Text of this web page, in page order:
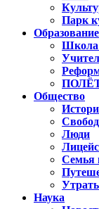
Парк
Образование
Школа
ПОЛЁТ
Общество
Люди
Семья
Наука